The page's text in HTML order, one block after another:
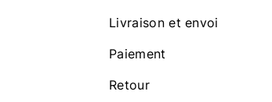
Livraison et envoi
Paiement
Retour